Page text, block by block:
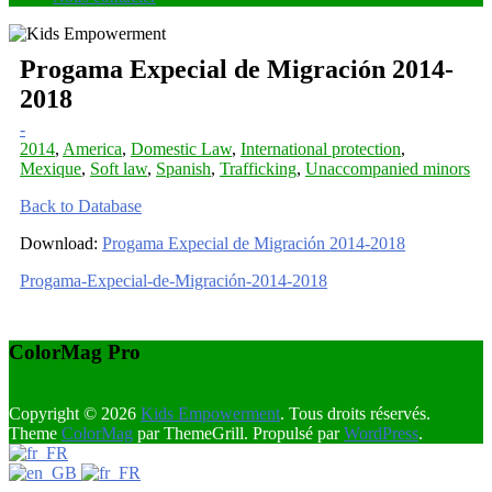
Progama Expecial de Migración 2014-
2018
-
2014, America, Domestic Law, International protection,
Mexique, Soft law, Spanish, Trafficking, Unaccompanied minors
Back to Database
Download: Progama Expecial de Migración 2014-2018
Progama-Expecial-de-Migración-2014-2018
ColorMag Pro
Copyright © 2026 Kids Empowerment. Tous droits réservés.
Theme ColorMag par ThemeGrill. Propulsé parWordPress.